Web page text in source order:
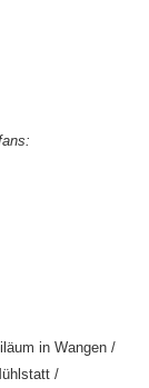
in Wangen /
/